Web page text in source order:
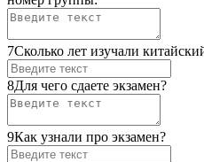
7Сколько лет изучали
8Для чего сдаете экзамен?
9Как узнали про экзамен?